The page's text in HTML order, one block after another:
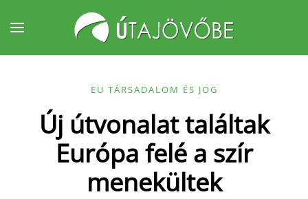
Fő tartalom átugrása
EU TÁRSADALOM ÉS JOG
Új útvonalat találtak
Európa felé a szír
menekültek